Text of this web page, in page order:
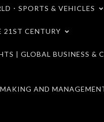
．SPORTS & VEHICLES
21ST CENTURY
| GLOBAL BUSINESS &
AND